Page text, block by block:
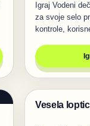
Igraj Vodeni
za svoje selo
kontrole,
Igre
Vesela